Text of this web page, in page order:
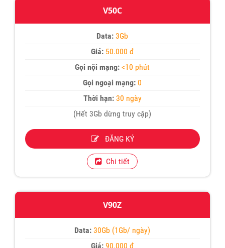
V50C
Data: 3Gb
Giá: 50.000 đ
Gọi nội mạng:<10 phút
Gọi ngoại mạng: 0
Thời hạn:30 ngày
(Hết 3Gb dừng truy cập)
ĐĂNG KÝ
Chi tiết
V90Z
Data: 30Gb (1Gb/ ngày)
Giá:90.000 đ